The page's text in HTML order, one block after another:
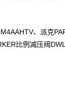
、派克
比例减压阀